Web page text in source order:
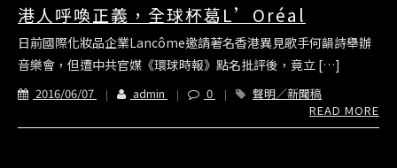
港人呼喚正義，全球杯葛L’Oréal
日前國際化妝品企業Lancôme邀請著名香港異見歌手何韻詩舉辦
音樂會，但遭中共官媒《環球時報》點名批評後，竟立 […]
2016/06/07 admin 0
聲明／新聞稿
READ MORE